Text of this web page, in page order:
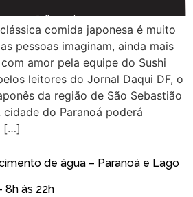
comida japonesa é muito
pessoas imaginam, ainda mais
amor pela equipe do Sushi
leitores do Jornal Daqui DF, o
da região de São Sebastião
do Paranoá poderá
[…]
de água – Paranoá e Lago
às 22h